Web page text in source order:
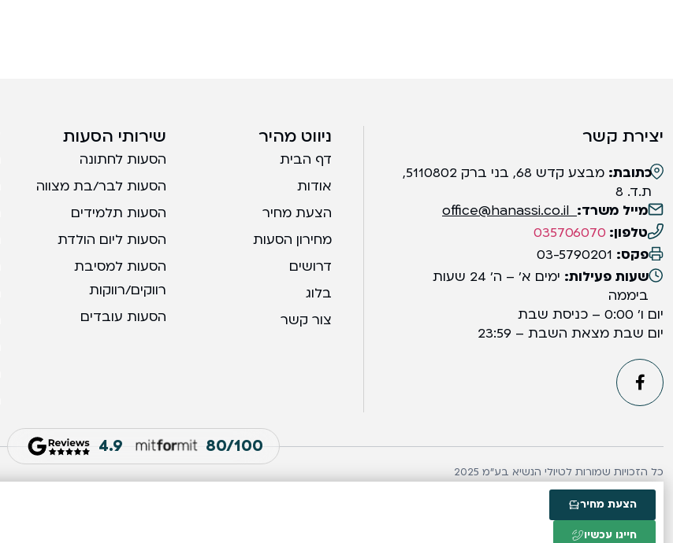
יצירת קשר
כתובת:
מבצע קדש 68, בני ברק 5110802,
ת.ד. 8
מייל משרד:
טלפון: 035706070
פקס: 03-5790201
שעות פעילות:
ימים א' – ה' 24 שעות
ביממה
יום ו' 0:00 – כניסת שבת
יום שבת מצאת השבת – 23:59
ניווט מהיר
דף הבית
אודות
הצעת מחיר
מחירון הסעות
דרושים
בלוג
צור קשר
שירותי הסעות
הסעות לחתונה
הסעות לבר/בת מצווה
הסעות תלמידים
הסעות ליום הולדת
הסעות למסיבת
רווקים/רווקות
הסעות עובדים
80/100
4.9
כל הזכויות שמורות לטיולי הנשיא בע״מ 2025
הצעת מחיר
חייגו עכשיו